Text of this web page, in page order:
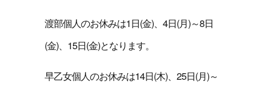
渡部個人のお休みは1日(金)、4日(月)～8日
(金)、15日(金)となります。
早乙女個人のお休みは14日(木)、25日(月)～